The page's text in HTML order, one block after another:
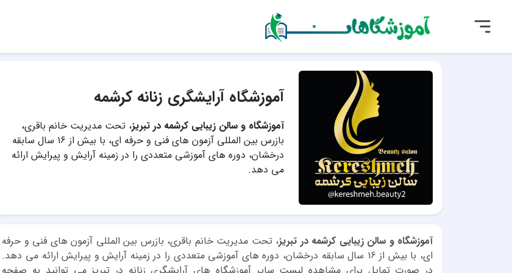
آموزشگاه آرایشگری زنانه کرشمه
آموزشگاه و سالن زیبایی کرشمه در تبریز، تحت مدیریت خانم باقری،
بازرس بین المللی آزمون های فنی و حرفه ای، با بیش از ۱۶ سال سابقه
درخشان، دوره های آموزشی متعددی را در زمینه آرایش و پیرایش ارائه
می دهد.
آموزشگاه و سالن زیبایی کرشمه در تبریز، تحت مدیریت خانم باقری، بازرس بین المللی آزمون های فنی و حرفه
ای، با بیش از ۱۶ سال سابقه درخشان، دوره های آموزشی متعددی را در زمینه آرایش و پیرایش ارائه می دهد.